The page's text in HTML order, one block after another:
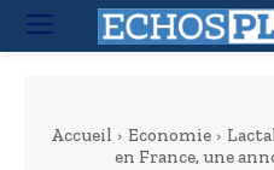
Accueil Economie
en France, une